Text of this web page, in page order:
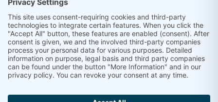
CRCF: Fremtiden for frivillig karbonkompensasjon
i EU
Forfatter: Rüdiger Meyer Kjære lesere, jeg er Rüdiger
Meyer, medgründer og administrerende direktør i eva
service GmbH, og i dag vil jeg dele mine innsikter i et
tema som er spesielt viktig for meg og hele teamet vårt: